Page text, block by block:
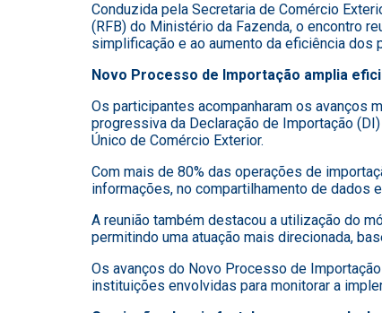
Conduzida pela Secretaria de Comércio
(RFB) do Ministério da Fazenda, o encontro
simplificação e ao aumento da eficiência
Novo Processo de Importação amplia
Os participantes acompanharam os avanços
progressiva da Declaração de Importação
Único de Comércio Exterior.
Com mais de 80% das operações de
informações, no compartilhamento de dados
A reunião também destacou a utilização do
permitindo uma atuação mais direcionada,
Os avanços do Novo Processo de
instituições envolvidas para monitorar a